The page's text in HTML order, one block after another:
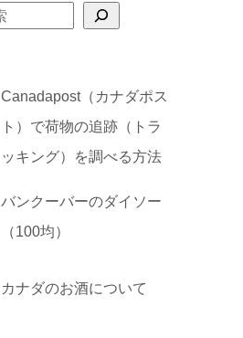
Canadapost（カナダポス
ト）で荷物の追跡（トラ
ッキング）を調べる方法
バンクーバーのダイソー
（100均）
カナダのお酒について